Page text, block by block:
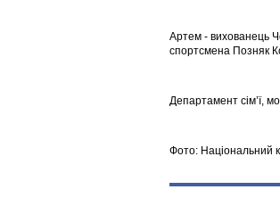
Артем - вихованець
спортсмена Позняк
Департамент сім’ї,
Фото: Національний